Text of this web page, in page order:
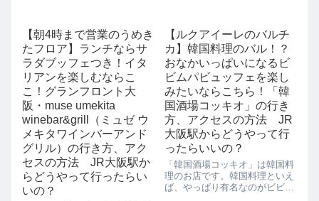
ご飯をご褒美をしなくっちゃっ
て思っているんですよね。そこ
で気になっているのが、阪急阪
神第一ホテルグ...
ン）』がオープンし...
【朝4時まで営業のうめき
たフロア】ランチならサ
ラダブッフェつき！イタ
リアンを楽しむならこ
こ！グランフロント大
阪・muse umekita
winebar&grill（ミュゼ ウ
メキタワインバーアンド
グリル）の行き方、アク
セスの方法 JR大阪駅か
らどうやって行ったらい
いの？
【ルクアイーレのバルチ
カ】韓国料理のバル！？
おなかいっぱいになるビ
ビムパビュッフェを楽し
みたいならこちら！「韓
国酒場コッキオ」の行き
方、アクセスの方法 JR
大阪駅からどうやって行
ったらいいの？
「韓国酒場コッキオ」は韓国料
理のお店です。韓国料理といえ
ば、やっぱり有名なのがビビム